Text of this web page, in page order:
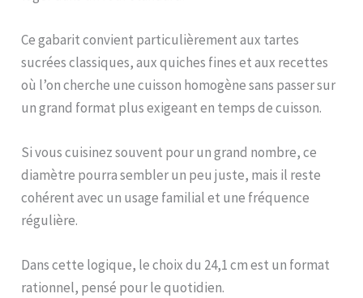
plat de service
Disponible uniquement
chez SLT
Ce gabarit convient particulièrement aux tartes
sucrées classiques, aux quiches fines et aux recettes
où l’on cherche une cuisson homogène sans passer sur
un grand format plus exigeant en temps de cuisson.
Si vous cuisinez souvent pour un grand nombre, ce
diamètre pourra sembler un peu juste, mais il reste
cohérent avec un usage familial et une fréquence
régulière.
Dans cette logique, le choix du 24,1 cm est un format
rationnel, pensé pour le quotidien.